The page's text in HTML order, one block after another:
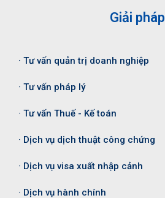
Giải pháp
· Tư vấn quản trị doanh nghiệp
· Tư vấn pháp lý
· Tư vấn Thuế - Kế toán
· Dịch vụ dịch thuật công chứng
· Dịch vụ visa xuất nhập cảnh
· Dịch vụ hành chính